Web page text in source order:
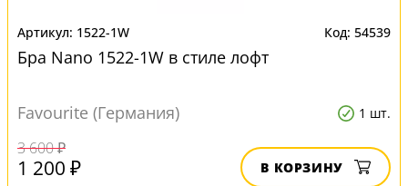
1522-1W 54539
Бра Nano 1522-1W в стиле лофт
Favourite (Германия) 1 шт.
3 600 ₽
1 200 ₽ В КОРЗИНУ